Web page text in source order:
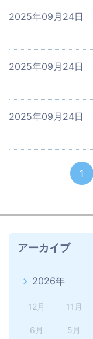
2025年09月24日
2025年09月24日
2025年09月24日
1
アーカイブ
2026年
12月 11月
6月 5月